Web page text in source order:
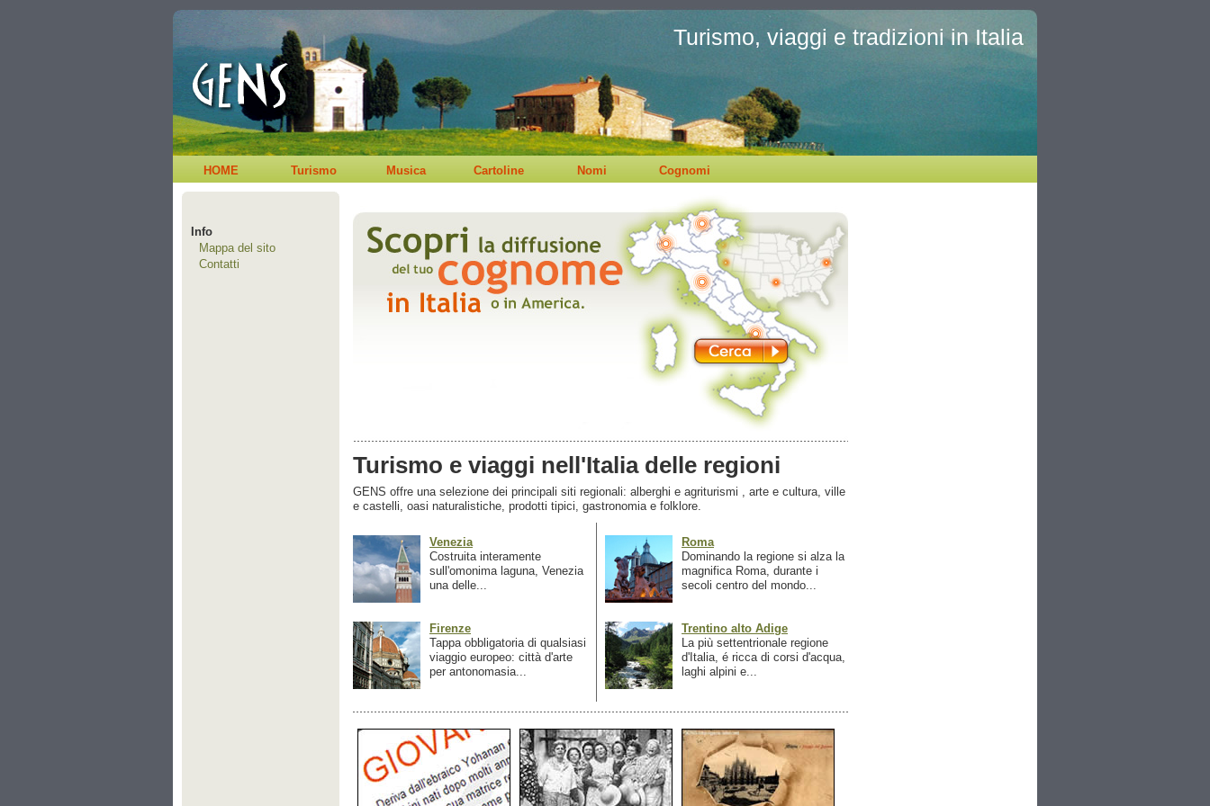
Turismo, viaggi e tradizioni in Italia
HOME Turismo Musica Cartoline Nomi Cognomi
Info
Mappa del sito
Contatti
Turismo e viaggi nell'Italia delle regioni
GENS offre una selezione dei principali siti regionali: alberghi e agriturismi , arte e cultura, ville
e castelli, oasi naturalistiche, prodotti tipici, gastronomia e folklore.
Venezia
Costruita interamente
sull'omonima laguna, Venezia
una delle...
Firenze
Tappa obbligatoria di qualsiasi
viaggio europeo: città d'arte
per antonomasia...
Roma
Dominando la regione si alza la
magnifica Roma, durante i
secoli centro del mondo...
Trentino alto Adige
La più settentrionale regione
d'Italia, é ricca di corsi d'acqua,
laghi alpini e...